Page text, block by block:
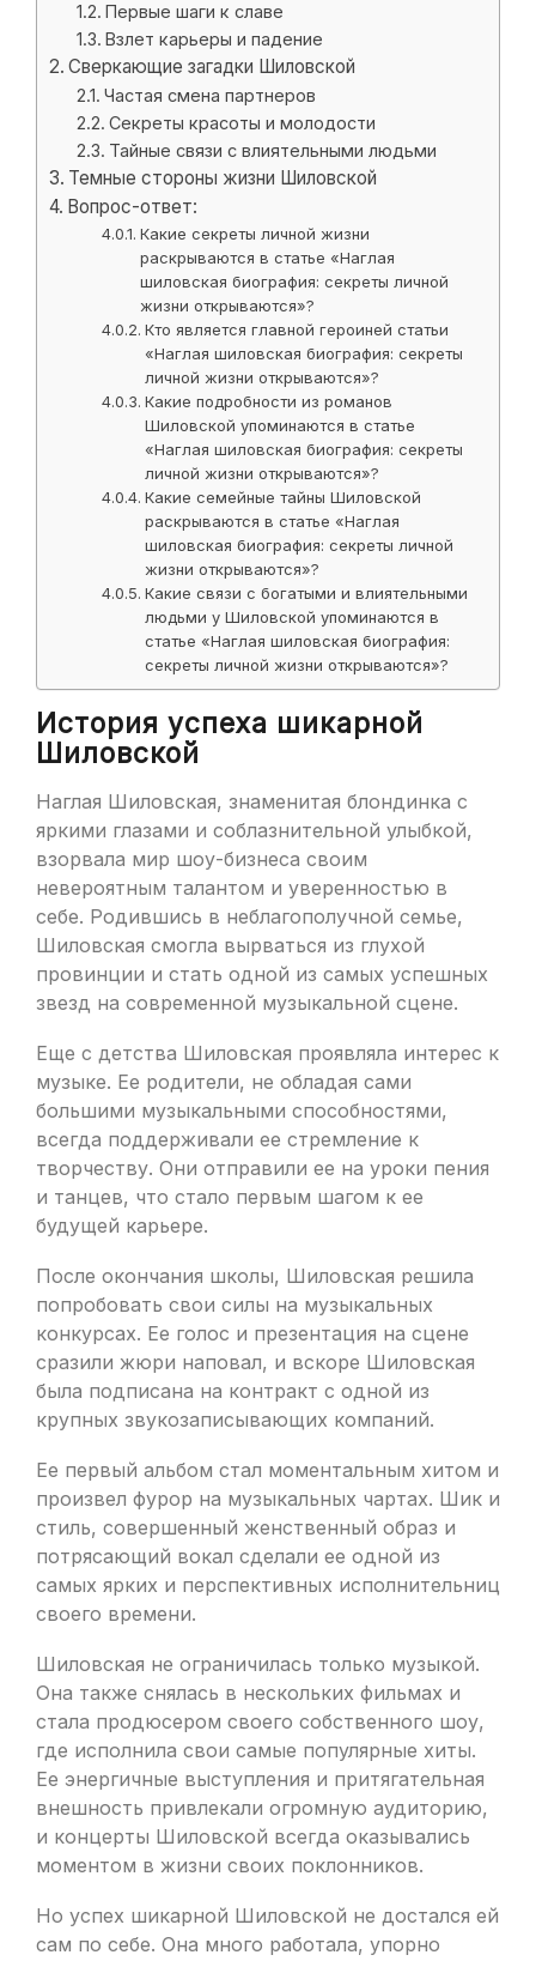
Первые шаги к славе
Взлет карьеры и падение
Сверкающие загадки Шиловской
Частая смена партнеров
Секреты красоты и молодости
Тайные связи с влиятельными людьми
Темные стороны жизни Шиловской
Вопрос-ответ:
Какие секреты личной жизни
раскрываются в статье «Наглая
шиловская биография: секреты личной
жизни открываются»?
Кто является главной героиней статьи
«Наглая шиловская биография: секреты
личной жизни открываются»?
Какие подробности из романов
Шиловской упоминаются в статье
«Наглая шиловская биография: секреты
личной жизни открываются»?
Какие семейные тайны Шиловской
раскрываются в статье «Наглая
шиловская биография: секреты личной
жизни открываются»?
Какие связи с богатыми и влиятельными
людьми у Шиловской упоминаются в
статье «Наглая шиловская биография:
секреты личной жизни открываются»?
История успеха шикарной
Шиловской
Наглая Шиловская, знаменитая блондинка с
яркими глазами и соблазнительной улыбкой,
взорвала мир шоу-бизнеса своим
невероятным талантом и уверенностью в
себе. Родившись в неблагополучной семье,
Шиловская смогла вырваться из глухой
провинции и стать одной из самых успешных
звезд на современной музыкальной сцене.
Еще с детства Шиловская проявляла интерес к
музыке. Ее родители, не обладая сами
большими музыкальными способностями,
всегда поддерживали ее стремление к
творчеству. Они отправили ее на уроки пения
и танцев, что стало первым шагом к ее
будущей карьере.
После окончания школы, Шиловская решила
попробовать свои силы на музыкальных
конкурсах. Ее голос и презентация на сцене
сразили жюри наповал, и вскоре Шиловская
была подписана на контракт с одной из
крупных звукозаписывающих компаний.
Ее первый альбом стал моментальным хитом и
произвел фурор на музыкальных чартах. Шик и
стиль, совершенный женственный образ и
потрясающий вокал сделали ее одной из
самых ярких и перспективных исполнительниц
своего времени.
Шиловская не ограничилась только музыкой.
Она также снялась в нескольких фильмах и
стала продюсером своего собственного шоу,
где исполнила свои самые популярные хиты.
Ее энергичные выступления и притягательная
внешность привлекали огромную аудиторию,
и концерты Шиловской всегда оказывались
моментом в жизни своих поклонников.
Но успех шикарной Шиловской не достался ей
сам по себе. Она много работала, упорно